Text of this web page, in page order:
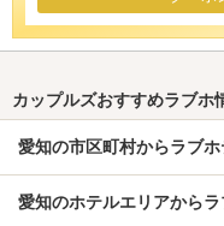
カップルズおすすめラブホ
愛知の市区町村からラブ
愛知のホテルエリアから